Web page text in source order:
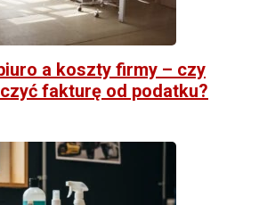
a koszty firmy – czy
fakturę od podatku?